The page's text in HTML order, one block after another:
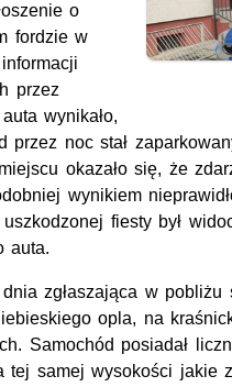
o
fordzie w
przez
wynikało,
przez noc stał
okazało się, że
wynikiem
fiesty był
auta.
zgłaszająca w pobliżu
opla, na
Samochód posiadał
tej samej wysokości jakie